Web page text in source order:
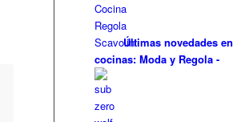
Últimas novedades en
cocinas: Moda y Regola -